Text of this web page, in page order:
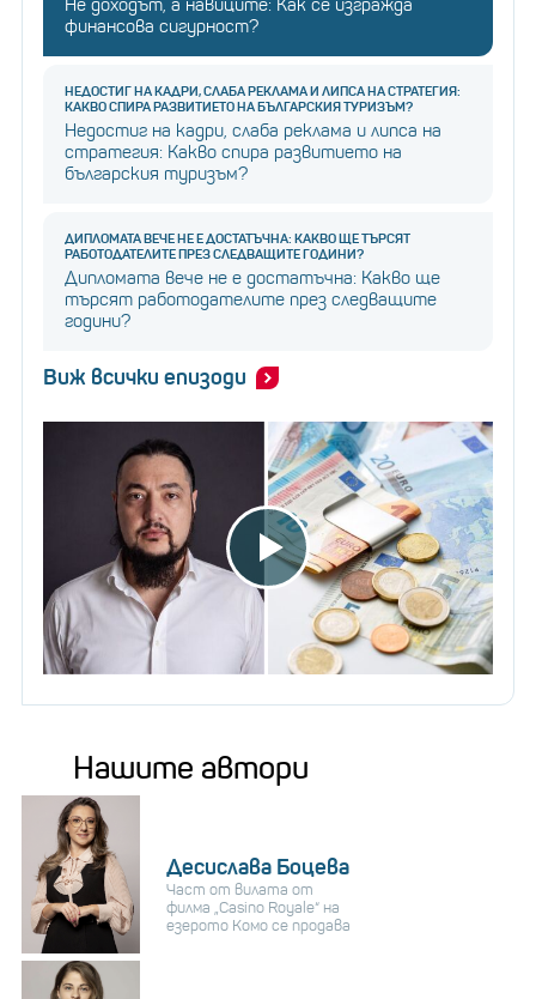
ТОТАЛ за деня: 386 лв. за двама
Гориво: 115 лв.
Паркинг: 20 лв.
Шатра: 80 лв.
Закуска: 35 лв.
Обяд: 30 лв.
Вечеря: 106 лв.
финансова сигурност?
НЕДОСТИГ НА КАДРИ, СЛАБА РЕКЛАМА И ЛИПСА НА СТРАТЕГИЯ:
КАКВО СПИРА РАЗВИТИЕТО НА БЪЛГАРСКИЯ ТУРИЗЪМ?
Недостиг на кадри, слаба реклама и липса на
стратегия: Какво спира развитието на
българския туризъм?
ДИПЛОМАТА ВЕЧЕ НЕ Е ДОСТАТЪЧНА: КАКВО ЩЕ ТЪРСЯТ
РАБОТОДАТЕЛИТЕ ПРЕЗ СЛЕДВАЩИТЕ ГОДИНИ?
Дипломата вече не е достатъчна: Какво ще
търсят работодателите през следващите
години?
Виж всички епизоди
Нашите автори
Десислава Боцева
Част от вилата от
филма „Casino Royale“ на
езерото Комо се продава